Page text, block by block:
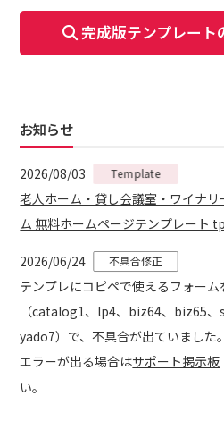
完成版テンプレート
お知らせ
2026/08/03 Template
老人ホーム・貸し会議室・ワイナ
ム 無料ホームページテンプレート
2026/06/24 不具合修正
テンプレにコピペで使えるフォー
（catalog1、lp4、biz64、biz65、
yado7）で、不具合が出ていました
エラーが出る場合はサポート掲示板
い。